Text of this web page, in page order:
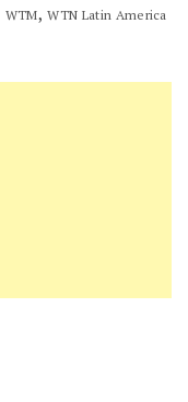
WTM,WTN Latin America